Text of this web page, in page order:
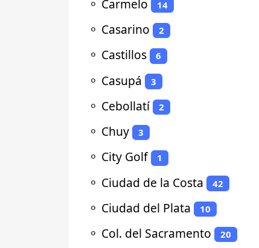
⚬ Carmelo 14
⚬ Casarino 2
⚬ Castillos 6
⚬ Casupá 3
⚬ Cebollatí 2
⚬ Chuy 3
⚬ City Golf 1
⚬ Ciudad de la Costa 42
⚬ Ciudad del Plata 10
⚬ Col. del Sacramento 20